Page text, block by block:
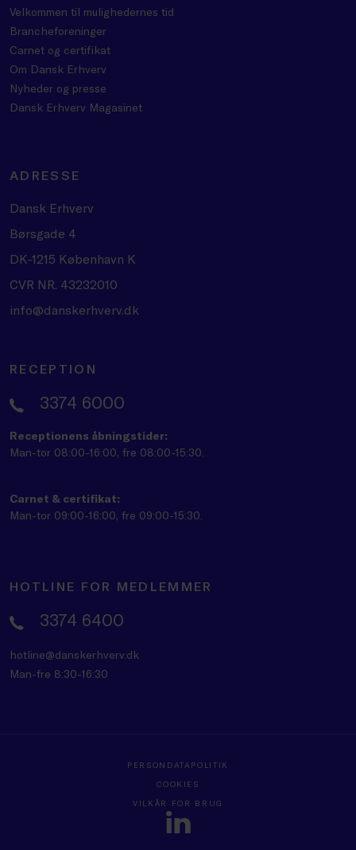
Velkommen til mulighedernes tid
Brancheforeninger
Carnet og certifikat
Om Dansk Erhverv
Nyheder og presse
Dansk Erhverv Magasinet
ADRESSE
Dansk Erhverv
Børsgade 4
DK-1215 København K
CVR NR. 43232010
info@danskerhverv.dk
RECEPTION
3374 6000
Receptionens åbningstider:
Man-tor 08:00-16:00, fre 08:00-15:30.
Carnet & certifikat:
Man-tor 09:00-16:00, fre 09:00-15:30.
HOTLINE FOR MEDLEMMER
3374 6400
hotline@danskerhverv.dk
Man-fre 8:30-16:30
PERSONDATAPOLITIK
COOKIES
VILKÅR FOR BRUG